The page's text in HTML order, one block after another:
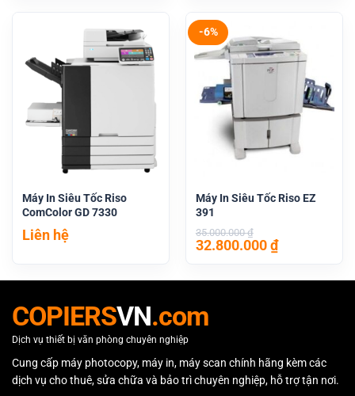
44.500.000 ₫.
30.000.000 ₫.
Máy In Siêu Tốc Riso
ComColor GD 7330
Liên hệ
-6%
Máy In Siêu Tốc Riso EZ
391
35.000.000₫
Giá
32.800.000₫Giá
hiện
COPIERSVN.com
Dịch vụ thiết bị văn phòng chuyên nghiệp
Cung cấp máy photocopy, máy in, máy scan chính hãng kèm các
dịch vụ cho thuê, sửa chữa và bảo trì chuyên nghiệp, hỗ trợ tận nơi.